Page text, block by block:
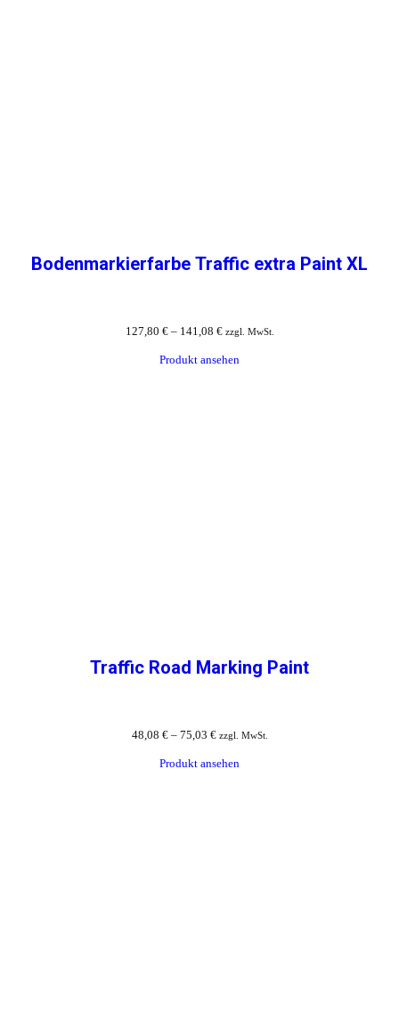
Bodenmarkierfarbe Traffic extra Paint XL
127,80 €– 141,08 € zzgl. MwSt.
Produkt ansehen
Traffic Road Marking Paint
48,08 €– 75,03 € zzgl. MwSt.
Produkt ansehen